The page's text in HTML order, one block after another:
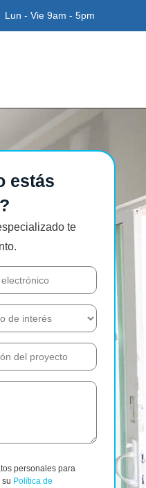
Lun - Vie 9am - 5pm
estás
te
personales para
su Política de